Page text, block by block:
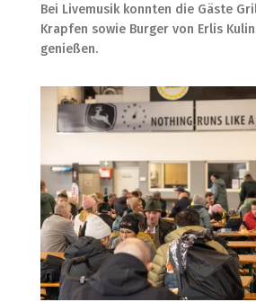
Bei Livemusik konnten die Gäste
Krapfen sowie Burger von Erlis
genießen.